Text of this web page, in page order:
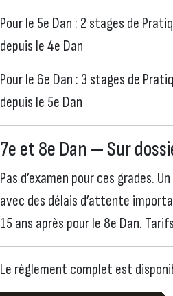
Pour le 5e Dan : 2 stages de
depuis le 4e Dan
Pour le 6e Dan : 3 stages de
depuis le 5e Dan
7e et 8e Dan — Sur
Pas d’examen pour ces grades.
avec des délais d’attente
15 ans après pour le 8e Dan.
Le règlement complet est